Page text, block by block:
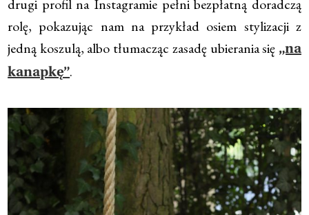
drugi profil na Instagramie pełni bezpłatną doradczą
rolę, pokazując nam na przykład osiem stylizacji z
jedną koszulą, albo tłumacząc zasadę ubierania się „na
kanapkę”.